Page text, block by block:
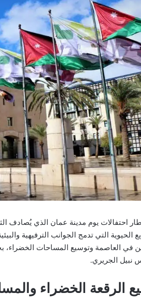
احتفالات يوم مدينة عمان الذي يُصادف
الحيوية التي تدمج الجوانب الترفيهية
في العاصمة وتوسيع المساحات الخضراء،
نبيل الجريري.
الرقعة الخضراء